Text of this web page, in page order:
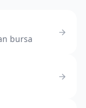
bursa